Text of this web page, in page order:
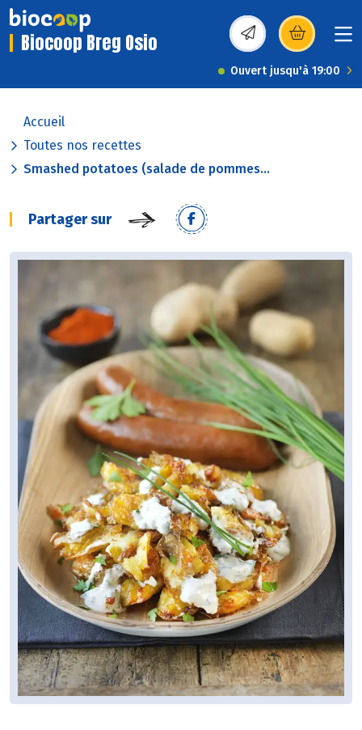
Biocoop Breg Osio (s’ouvre dans une
Ouvert jusqu'à 19:00
Accueil
Toutes nos recettes
Smashed potatoes (salade de pommes...
Partager sur